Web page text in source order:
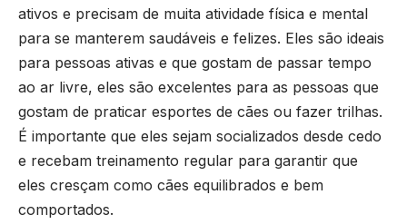
ativos e precisam de muita atividade física e mental
para se manterem saudáveis e felizes. Eles são ideais
para pessoas ativas e que gostam de passar tempo
ao ar livre, eles são excelentes para as pessoas que
gostam de praticar esportes de cães ou fazer trilhas.
É importante que eles sejam socializados desde cedo
e recebam treinamento regular para garantir que
eles cresçam como cães equilibrados e bem
comportados.